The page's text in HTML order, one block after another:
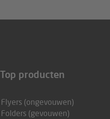
Top producten
Flyers (ongevouwen)
Folders (gevouwen)